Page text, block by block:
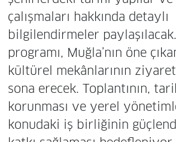
çalışmaları hakkında detaylı
bilgilendirmeler
programı, Muğla’nın öne
kültürel mekânlarının
sona erecek. Toplantının,
korunması ve yerel
konudaki iş birliğinin